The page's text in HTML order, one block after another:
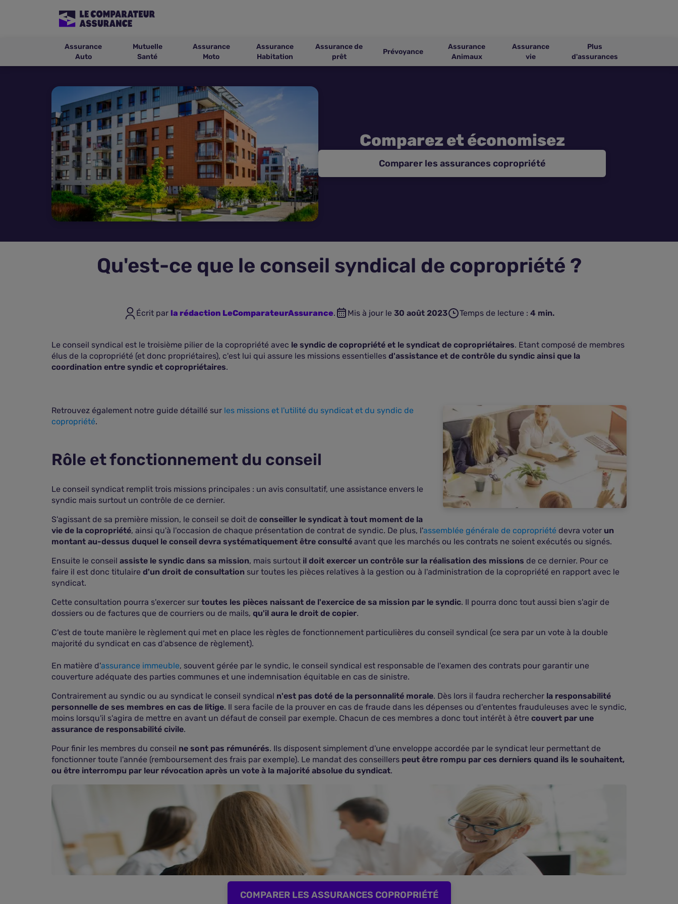
Assurance
Auto
Mutuelle
Santé
Assurance
Moto
Assurance
Habitation
Assurance de
prêt
Prévoyance
Assurance
Animaux
Assurance
vie
Plus
d'assurances
Comparez et économisez
Comparer les assurances copropriété
Qu'est-ce que le conseil syndical de copropriété ?
Écrit par la rédaction LeComparateurAssurance. Mis à jour le 30 août 2023 Temps de lecture : 4 min.
Le conseil syndical est le troisième pilier de la copropriété avec le syndic de copropriété et le syndicat de copropriétaires. Etant composé de membres
élus de la copropriété (et donc propriétaires), c'est lui qui assure les missions essentielles d'assistance et de contrôle du syndic ainsi que la
coordination entre syndic et copropriétaires.
Retrouvez également notre guide détaillé sur les missions et l'utilité du syndicat et du syndic de
copropriété.
Rôle et fonctionnement du conseil
Le conseil syndicat remplit trois missions principales : un avis consultatif, une assistance envers le
syndic mais surtout un contrôle de ce dernier.
S'agissant de sa première mission, le conseil se doit de conseiller le syndicat à tout moment de la
vie de la copropriété, ainsi qu'à l'occasion de chaque présentation de contrat de syndic. De plus, l'assemblée générale de copropriété devra voter un
montant au-dessus duquel le conseil devra systématiquement être consulté avant que les marchés ou les contrats ne soient exécutés ou signés.
Ensuite le conseil assiste le syndic dans sa mission, mais surtout il doit exercer un contrôle sur la réalisation des missions de ce dernier. Pour ce
faire il est donc titulaire d'un droit de consultation sur toutes les pièces relatives à la gestion ou à l'administration de la copropriété en rapport avec le
syndicat.
Cette consultation pourra s'exercer sur toutes les pièces naissant de l'exercice de sa mission par le syndic. Il pourra donc tout aussi bien s'agir de
dossiers ou de factures que de courriers ou de mails, qu'il aura le droit de copier.
C'est de toute manière le règlement qui met en place les règles de fonctionnement particulières du conseil syndical (ce sera par un vote à la double
majorité du syndicat en cas d'absence de règlement).
En matière d'assurance immeuble, souvent gérée par le syndic, le conseil syndical est responsable de l'examen des contrats pour garantir une
couverture adéquate des parties communes et une indemnisation équitable en cas de sinistre.
Contrairement au syndic ou au syndicat le conseil syndical n'est pas doté de la personnalité morale. Dès lors il faudra rechercher la responsabilité
personnelle de ses membres en cas de litige. Il sera facile de la prouver en cas de fraude dans les dépenses ou d'ententes frauduleuses avec le syndic,
moins lorsqu'il s'agira de mettre en avant un défaut de conseil par exemple. Chacun de ces membres a donc tout intérêt à être couvert par une
assurance de responsabilité civile.
Pour finir les membres du conseil ne sont pas rémunérés. Ils disposent simplement d'une enveloppe accordée par le syndicat leur permettant de
fonctionner toute l'année (remboursement des frais par exemple). Le mandat des conseillers peut être rompu par ces derniers quand ils le souhaitent,
ou être interrompu par leur révocation après un vote à la majorité absolue du syndicat.
COMPARER LES ASSURANCES COPROPRIÉTÉ